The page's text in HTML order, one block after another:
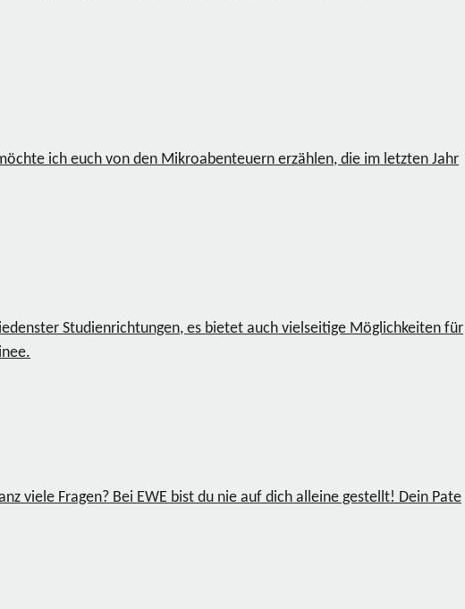
ich euch von den Mikroabenteuern erzählen, die im letzten Jahr
Studienrichtungen, es bietet auch vielseitige Möglichkeiten für
viele Fragen? Bei EWE bist du nie auf dich alleine gestellt! Dein Pate